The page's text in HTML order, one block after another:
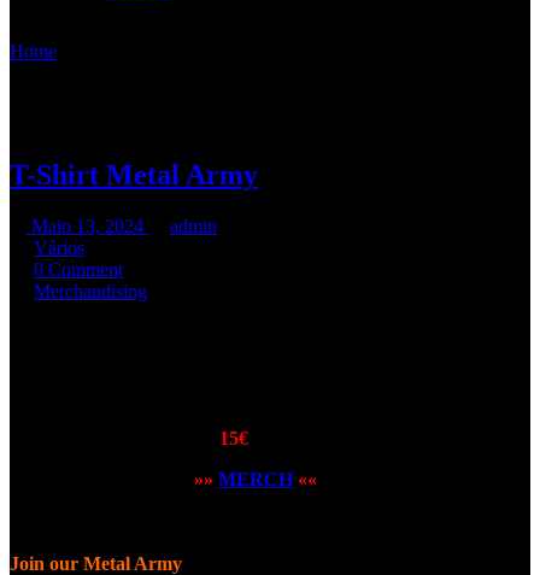
Home
T-Shirt Metal Army
Maio 13, 2024
admin
Vários
0 Comment
Merchandising
15€
»» MERCH ««
Join our Metal Army